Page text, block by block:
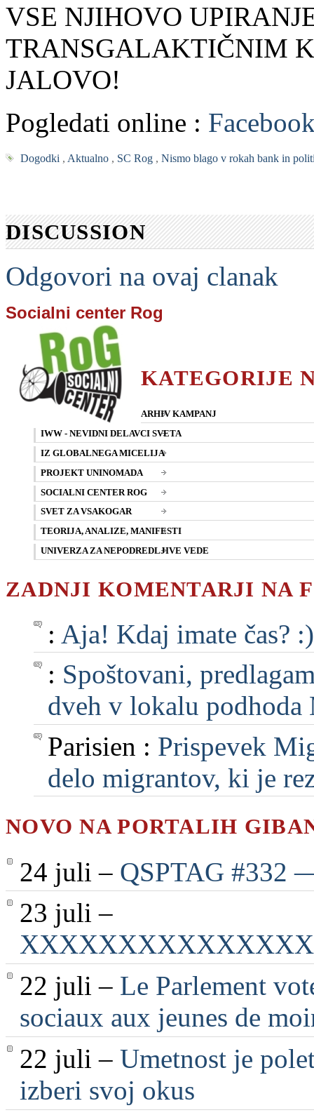
VSE NJIHOVO
TRANSGALAKTIČNIM
JALOVO!
Pogledati online :
Dogodki , Aktualno, SC Rog, Nismo blago v rokah bank in
DISCUSSION
Odgovori na ovaj clanak
Socialni center Rog
KATEGORIJE
ARHIV KAMPANJ
IWW - NEVIDNI DELAVCI SVETA
IZ GLOBALNEGA MICELIJA
PROJEKT UNINOMADA
SOCIALNI CENTER ROG
SVET ZA VSAKOGAR
TEORIJA, ANALIZE, MANIFESTI
UNIVERZA ZA NEPODREDLJIVE VEDE
ZADNJI KOMENTARJI NA
: Aja! Kdaj imate čas?
: Spoštovani,
dveh v lokalu
Parisien : Prispevek
delo migrantov, ki je
NOVO NA PORTALIH
24 juli – QSPTAG #332
23 juli –
22 juli – Le Parlement
sociaux aux jeunes de
22 juli – Umetnost je
izberi svoj okus